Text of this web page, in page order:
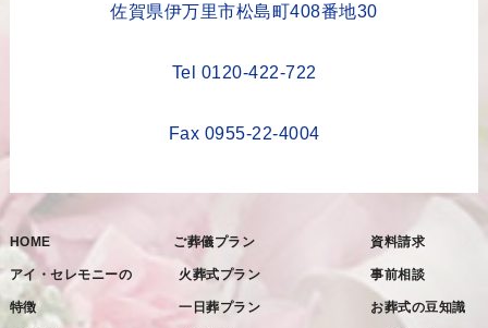
2022年11月
2022年10月
2022年9月
2022年8月
佐賀県伊万里市松島町408番地30
Tel 0120-422-722
Fax 0955-22-4004
HOME
アイ・セレモニーの
特徴
ご葬儀プラン
火葬式プラン
一日葬プラン
資料請求
事前相談
お葬式の豆知識